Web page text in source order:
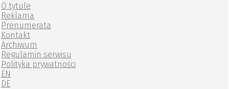
O tytule
Reklama
Prenumerata
Kontakt
Archiwum
Regulamin serwisu
Polityka prywatności
EN
DE